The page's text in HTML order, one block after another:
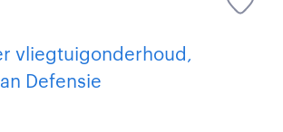
vliegtuigonderhoud,
Defensie